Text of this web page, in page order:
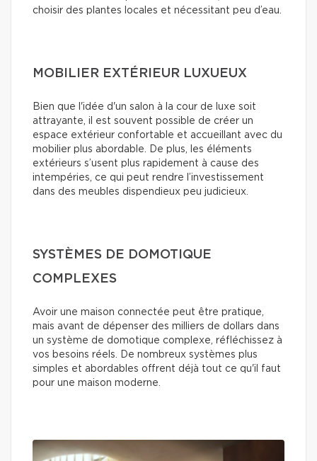
choisir des plantes locales et nécessitant peu d’eau.
MOBILIER EXTÉRIEUR LUXUEUX
Bien que l'idée d'un salon à la cour de luxe soit
attrayante, il est souvent possible de créer un
espace extérieur confortable et accueillant avec du
mobilier plus abordable. De plus, les éléments
extérieurs s’usent plus rapidement à cause des
intempéries, ce qui peut rendre l’investissement
dans des meubles dispendieux peu judicieux.
SYSTÈMES DE DOMOTIQUE
COMPLEXES
Avoir une maison connectée peut être pratique,
mais avant de dépenser des milliers de dollars dans
un système de domotique complexe, réfléchissez à
vos besoins réels. De nombreux systèmes plus
simples et abordables offrent déjà tout ce qu'il faut
pour une maison moderne.